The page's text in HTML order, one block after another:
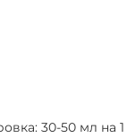
30-50 мл на